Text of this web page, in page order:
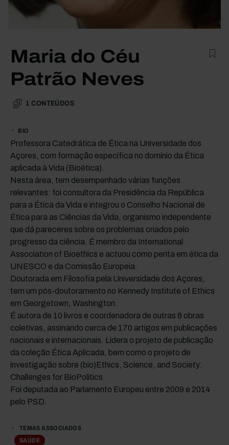
Maria do Céu
Patrão Neves
1 CONTEÚDOS
BIO
Professora Catedrática de Ética na Universidade dos
Açores, com formação específica no domínio da Ética
aplicada à Vida (Bioética).
Nesta área, tem desempenhado várias funções
relevantes: foi consultora da Presidência da República
para a Ética da Vida e integrou o Conselho Nacional de
Ética para as Ciências da Vida, organismo independente
que dá pareceres sobre os problemas criados pelo
progresso da ciência. É membro da International
Association of Bioethics e actuou como perita em ética da
UNESCO e da Comissão Europeia.
Doutorada em Filosofia pela Universidade dos Açores,
tem um pós-doutoramento no Kennedy Institute of Ethics
em Georgetown, Washington.
É autora de 10 livros e coordenadora de outras 8 obras
coletivas, assinando cerca de 170 artigos em publicações
nacionais e internacionais. Lidera o projeto de publicação
da coleção Ética Aplicada, bem como o projeto de
investigação sobre (bio)Ethics, Science, and Society:
Challenges for BioPolitics.
Foi deputada ao Parlamento Europeu entre 2009 e 2014
pelo PSD.
TEMAS ASSOCIADOS
SAÚDE